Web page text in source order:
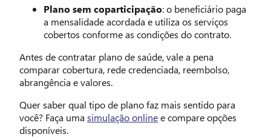
Plano sem coparticipação: o beneficiário paga
a mensalidade acordada e utiliza os serviços
cobertos conforme as condições do contrato.
Antes de contratar plano de saúde, vale a pena
comparar cobertura, rede credenciada, reembolso,
abrangência e valores.
Quer saber qual tipo de plano faz mais sentido para
você? Faça uma simulação onlinee compare opções
disponíveis.